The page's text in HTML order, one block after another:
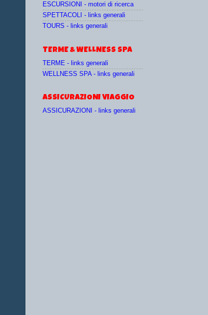
ESCURSIONI - motori di ricerca
SPETTACOLI - links generali
TOURS - links generali
TERME & WELLNESS SPA
TERME - links generali
WELLNESS SPA - links generali
ASSICURAZIONI VIAGGIO
ASSICURAZIONI - links generali